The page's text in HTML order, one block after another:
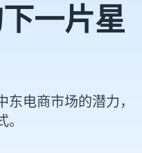
一片星
电商市场的潜力，